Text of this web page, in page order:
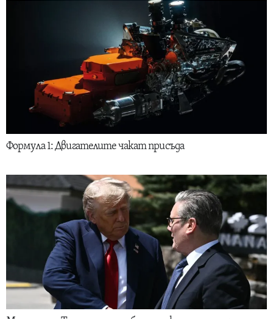
Формула 1: Двигателите чакат присъда